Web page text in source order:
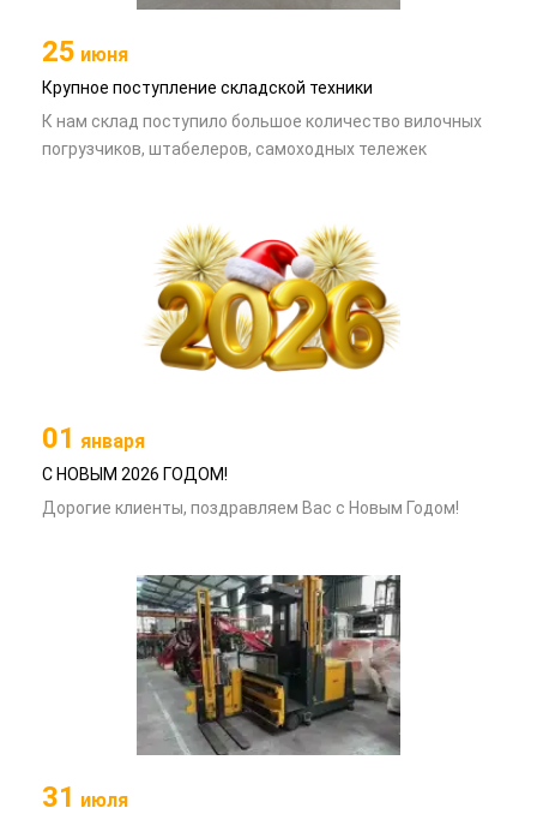
25 июня
Крупное поступление складской техники
К нам склад поступило большое количество вилочных
погрузчиков, штабелеров, самоходных тележек
01 января
С НОВЫМ 2026 ГОДОМ!
Дорогие клиенты, поздравляем Вас с Новым Годом!
31 июля